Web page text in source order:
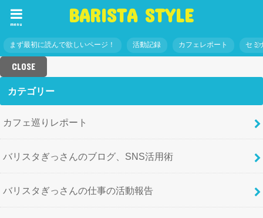
BARISTA STYLE
menu
まず最初に読んで欲しいページ！ 活動記録 カフェレポート セミ
CLOSE
カテゴリー
カフェ巡りレポート
バリスタぎっさんのブログ、SNS活用術
バリスタぎっさんの仕事の活動報告